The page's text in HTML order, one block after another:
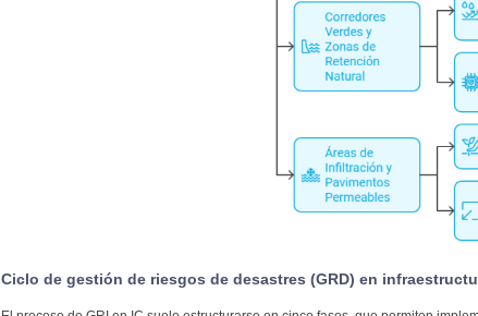
Ciclo de gestión de riesgos de desastres (GRD) en